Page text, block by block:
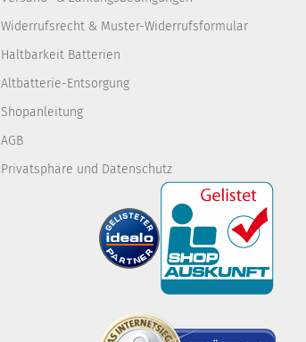
Widerrufsrecht & Muster-Widerrufsformular
Haltbarkeit Batterien
Altbatterie-Entsorgung
Shopanleitung
AGB
Privatsphäre und Datenschutz